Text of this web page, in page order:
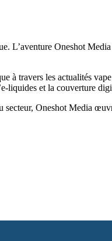
L’aventure Oneshot
à travers les actualités
liquides et la couverture
Oneshot Media